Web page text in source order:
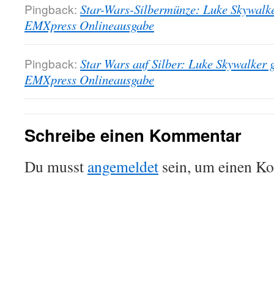
Pingback: Star-Wars-Silbermünze: Luke
EMXpress Onlineausgabe
Pingback: Star Wars auf Silber: Luke Skywalker
EMXpress Onlineausgabe
Schreibe einen Kommentar
Du musst angemeldet sein, um einen